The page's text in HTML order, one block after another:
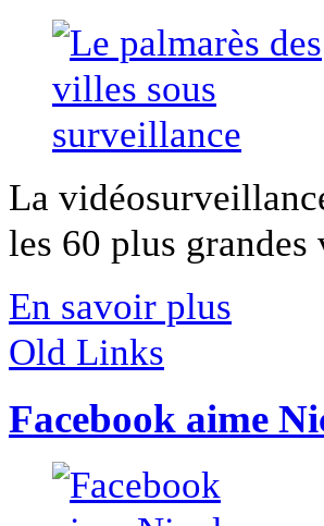
La
les 60 plus
En savoir plus
Old Links
Facebook aime